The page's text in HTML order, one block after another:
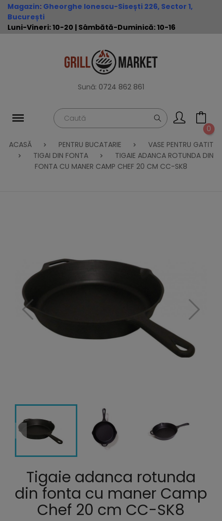
Magazin: Gheorghe Ionescu-Sisești 226, Sector 1,
București
Luni-Vineri: 10-20 | Sâmbătă-Duminică: 10-16
Sună: 0724 862 861
0
ACASĂ
PENTRU BUCATARIE
VASE PENTRU GATIT
TIGAI DIN FONTA
TIGAIE ADANCA ROTUNDA DIN
FONTA CU MANER CAMP CHEF 20 CM CC-SK8
Tigaie adanca rotunda
din fonta cu maner Camp
Chef 20 cm CC-SK8